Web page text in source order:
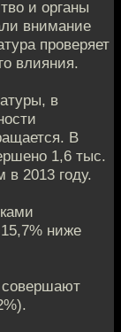
и органы
внимание
проверяет
влияния.
в
В
1,6 тыс.
в 2013 году.
ниже
совершают